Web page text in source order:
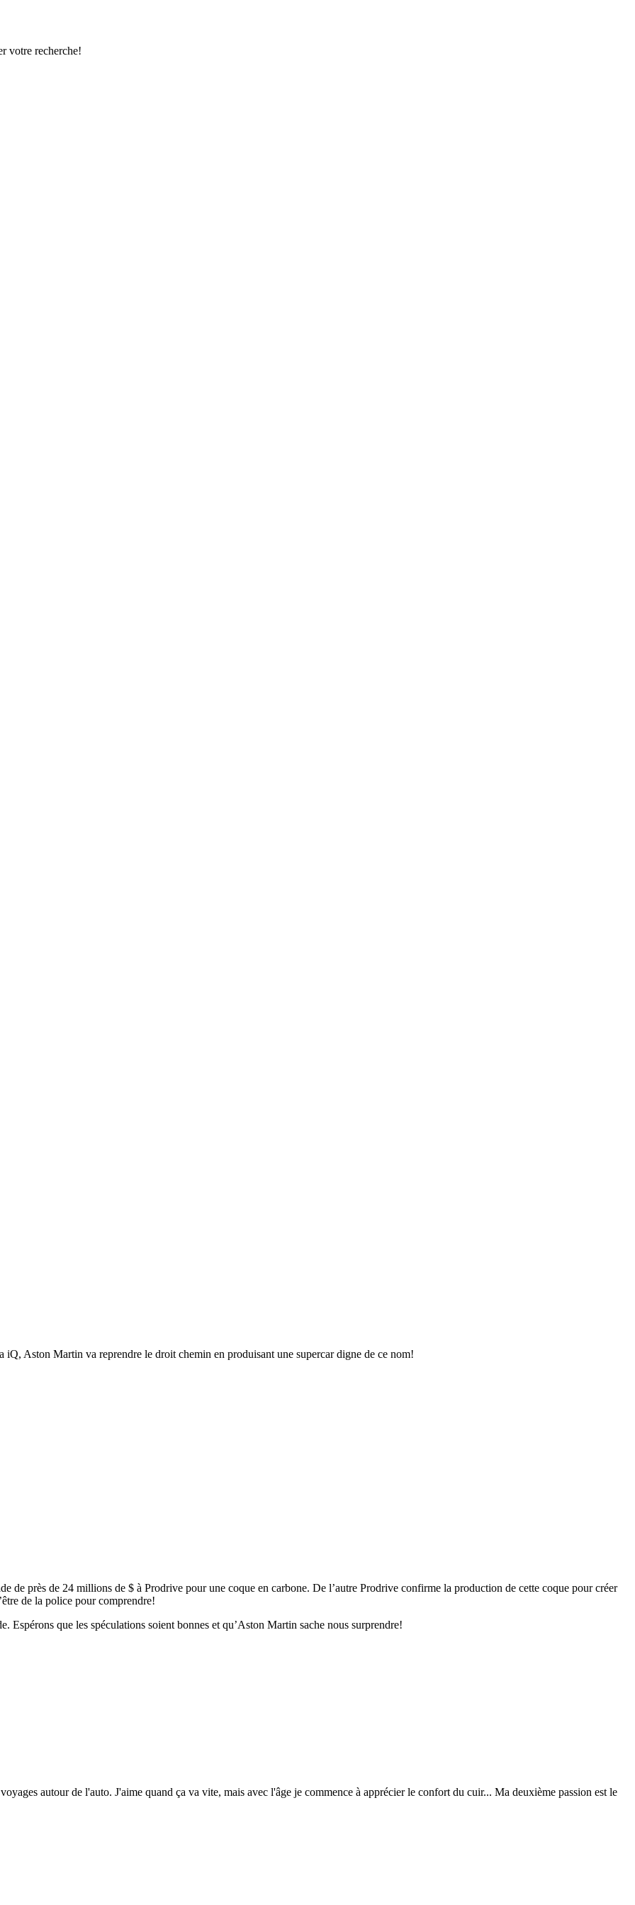
votre recherche!
Aston Martin va reprendre le droit chemin en produisant une supercar digne de ce nom!
de près de 24 millions de $ à Prodrive pour une coque en carbone. De l’autre Prodrive confirme la production de cette coque pour créer
de la police pour comprendre!
Espérons que les spéculations soient bonnes et qu’Aston Martin sache nous surprendre!
autour de l'auto. J'aime quand ça va vite, mais avec l'âge je commence à apprécier le confort du cuir... Ma deuxième passion est le